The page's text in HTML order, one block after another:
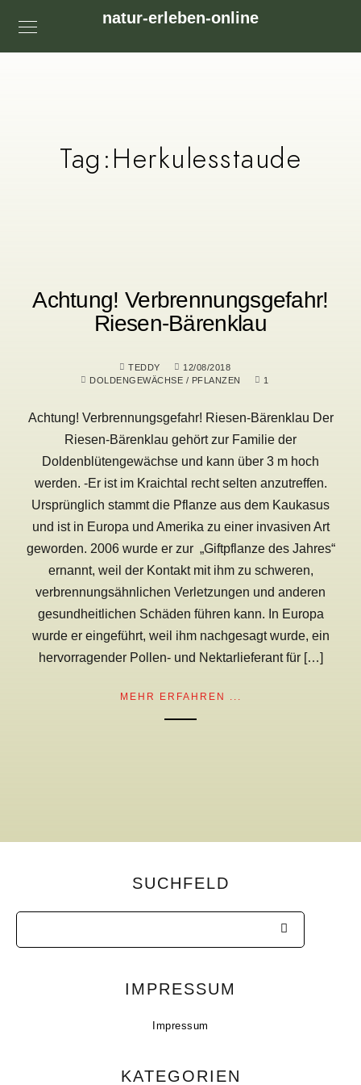
natur-erleben-online
Tag:Herkulesstaude
Achtung! Verbrennungsgefahr!
Riesen-Bärenklau
TEDDY
12/08/2018
DOLDENGEWÄCHSE / PFLANZEN 1
Achtung! Verbrennungsgefahr! Riesen-Bärenklau Der
Riesen-Bärenklau gehört zur Familie der
Doldenblütengewächse und kann über 3 m hoch
werden. -Er ist im Kraichtal recht selten anzutreffen.
Ursprünglich stammt die Pflanze aus dem Kaukasus
und ist in Europa und Amerika zu einer invasiven Art
geworden. 2006 wurde er zur „Giftpflanze des Jahres“
ernannt, weil der Kontakt mit ihm zu schweren,
verbrennungsähnlichen Verletzungen und anderen
gesundheitlichen Schäden führen kann. In Europa
wurde er eingeführt, weil ihm nachgesagt wurde, ein
hervorragender Pollen- und Nektarlieferant für […]
MEHR ERFAHREN ...
SUCHFELD
IMPRESSUM
Impressum
KATEGORIEN